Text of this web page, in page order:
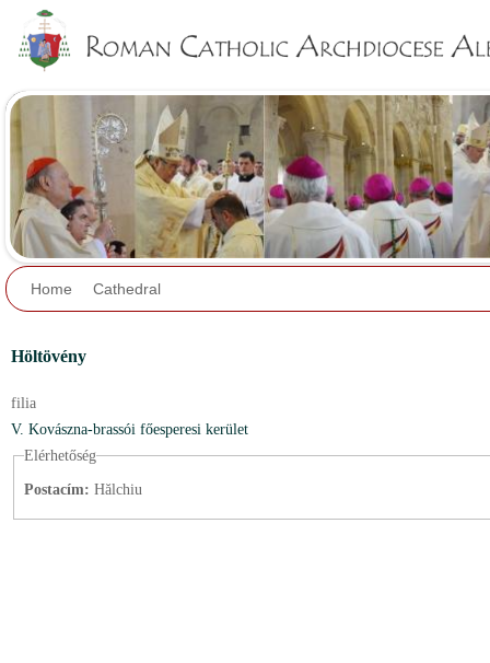
Home Cathedral
Höltövény
filia
V. Kovászna-brassói főesperesi kerület
Elérhetőség
Postacím: Hălchiu